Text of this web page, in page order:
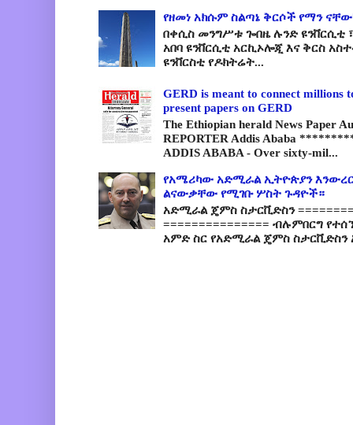
የዘመነ አክሱም ስልጣኔ ቅርሶች የማን
በቀሲስ መንግሥቱ ጐበዜ ሉንድ ዩንቨርሲቲ
አበባ ዩንቨርሲቲ አርኪኦሎጂ እና ቅርስ
ዩንቨርስቲ የዶክትሬት...
GERD is meant to connect millions
present papers on GERD
The Ethiopian herald News Paper
REPORTER Addis Ababa
ADDIS ABABA - Over sixty-mil...
የአሜሪካው አድሚራል ኢትዮጵያን
ልናውቃቸው የሚገቡ ሦስት ጉዳዮች።
አድሚራል ጄምስ ስታርቪድስን
=============== ብሉምበርግ
አምድ ስር የአድሚራል ጄምስ ስታርቪድስን